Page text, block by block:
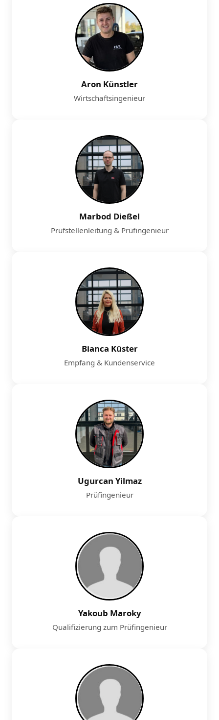
Aron Künstler
Wirtschaftsingenieur
Marbod Dießel
Prüfstellenleitung & Prüfingenieur
Bianca Küster
Empfang & Kundenservice
Ugurcan Yilmaz
Prüfingenieur
Yakoub Maroky
Qualifizierung zum Prüfingenieur